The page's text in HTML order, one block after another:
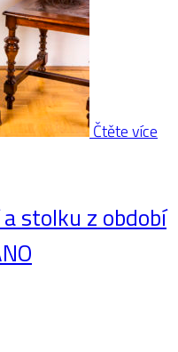
Čtěte více
stolku z období